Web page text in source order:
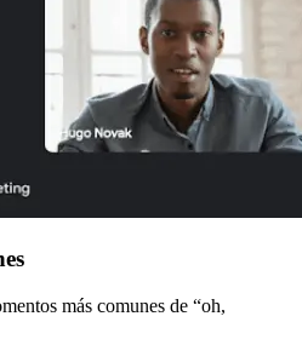
más comunes de “oh,